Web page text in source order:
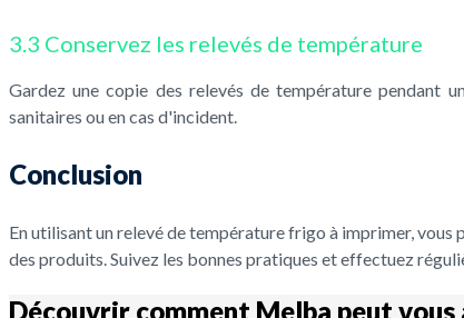
3.3 Conservez les relevés de température
Gardez une copie des relevés de température pendant
sanitaires ou en cas d'incident.
Conclusion
En utilisant un relevé de température frigo à imprimer,
des produits. Suivez les bonnes pratiques et effectuez
Découvrir comment Melba peut vous